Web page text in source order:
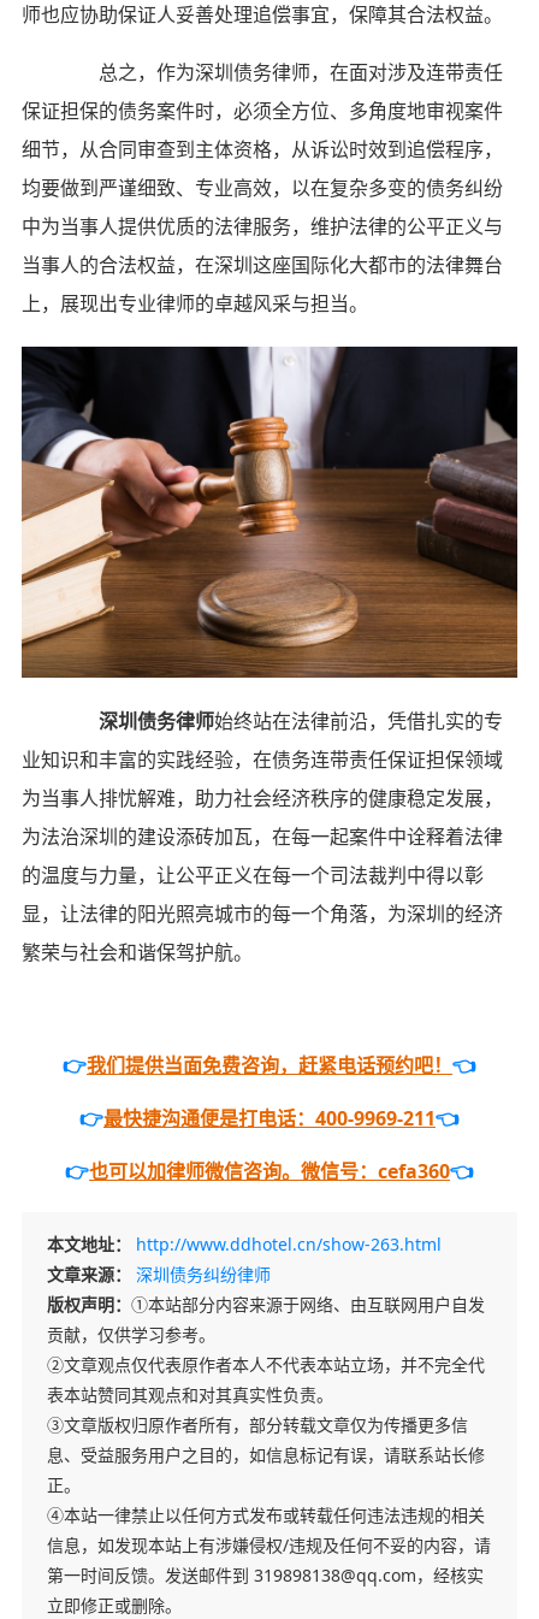
师也应协助保证人妥善处理追偿事宜，保障其合法权益。
总之，作为深圳债务律师，在面对涉及连带责任
保证担保的债务案件时，必须全方位、多角度地审视案件
细节，从合同审查到主体资格，从诉讼时效到追偿程序，
均要做到严谨细致、专业高效，以在复杂多变的债务纠纷
中为当事人提供优质的法律服务，维护法律的公平正义与
当事人的合法权益，在深圳这座国际化大都市的法律舞台
上，展现出专业律师的卓越风采与担当。
深圳债务律师始终站在法律前沿，凭借扎实的专
业知识和丰富的实践经验，在债务连带责任保证担保领域
为当事人排忧解难，助力社会经济秩序的健康稳定发展，
为法治深圳的建设添砖加瓦，在每一起案件中诠释着法律
的温度与力量，让公平正义在每一个司法裁判中得以彰
显，让法律的阳光照亮城市的每一个角落，为深圳的经济
繁荣与社会和谐保驾护航。
👉我们提供当面免费咨询，赶紧电话预约吧！ 👈
👉最快捷沟通便是打电话：400-9969-211👈
👉也可以加律师微信咨询。微信号：cefa360👈
本文地址：
http://www.ddhotel.cn/show-263.html
文章来源：
深圳债务纠纷律师
版权声明： ①本站部分内容来源于网络、由互联网用户自发
贡献，仅供学习参考。
②文章观点仅代表原作者本人不代表本站立场，并不完全代
表本站赞同其观点和对其真实性负责。
③文章版权归原作者所有，部分转载文章仅为传播更多信
息、受益服务用户之目的，如信息标记有误，请联系站长修
正。
④本站一律禁止以任何方式发布或转载任何违法违规的相关
信息，如发现本站上有涉嫌侵权/违规及任何不妥的内容，请
第一时间反馈。发送邮件到 319898138@qq.com，经核实
立即修正或删除。